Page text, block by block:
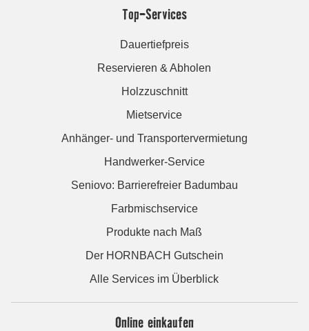
Top-Services
Dauertiefpreis
Reservieren & Abholen
Holzzuschnitt
Mietservice
Anhänger- und Transportervermietung
Handwerker-Service
Seniovo: Barrierefreier Badumbau
Farbmischservice
Produkte nach Maß
Der HORNBACH Gutschein
Alle Services im Überblick
Online einkaufen